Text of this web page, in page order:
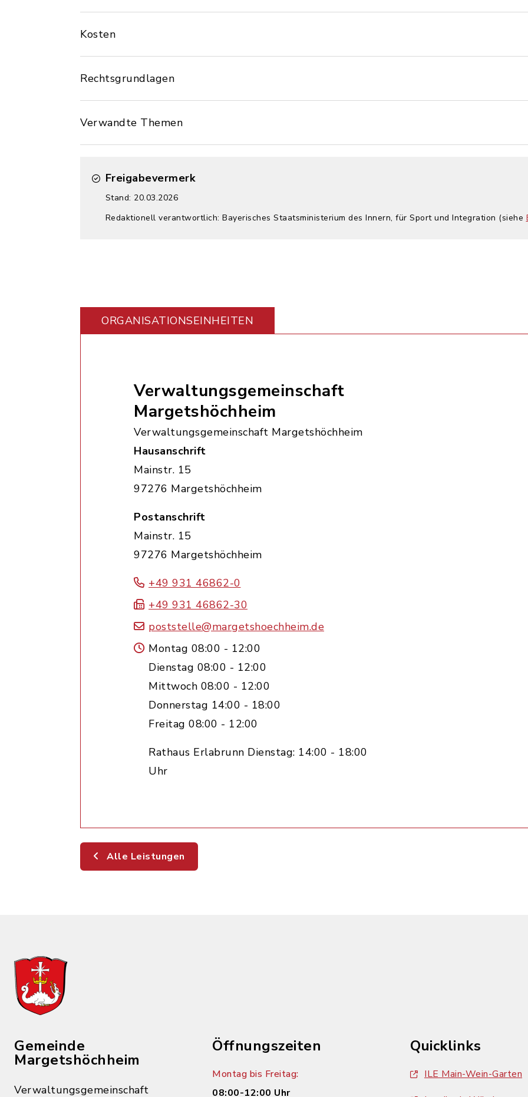
Kosten
Rechtsgrundlagen
Verwandte Themen
Freigabevermerk
Stand: 20.03.2026
Redaktionell verantwortlich: Bayerisches Staatsministerium des Innern, für Sport und Integration (siehe
ORGANISATIONS­EINHEITEN
Verwaltungsgemeinschaft
Margetshöchheim
Verwaltungsgemeinschaft Margetshöchheim
Hausanschrift
Mainstr. 15
97276 Margetshöchheim
Postanschrift
Mainstr. 15
97276 Margetshöchheim
+49 931 46862-0
+49 931 46862-30
poststelle@margetshoechheim.de
Montag 08:00 - 12:00
Dienstag 08:00 - 12:00
Mittwoch 08:00 - 12:00
Donnerstag 14:00 - 18:00
Freitag 08:00 - 12:00
Rathaus Erlabrunn Dienstag: 14:00 - 18:00
Uhr
Alle Leistungen
Gemeinde
Margetshöchheim
Verwaltungsgemeinschaft
Öffnungszeiten
Montag bis Freitag:
08:00-12:00 Uhr
Quicklinks
ILE Main-Wein-Garten